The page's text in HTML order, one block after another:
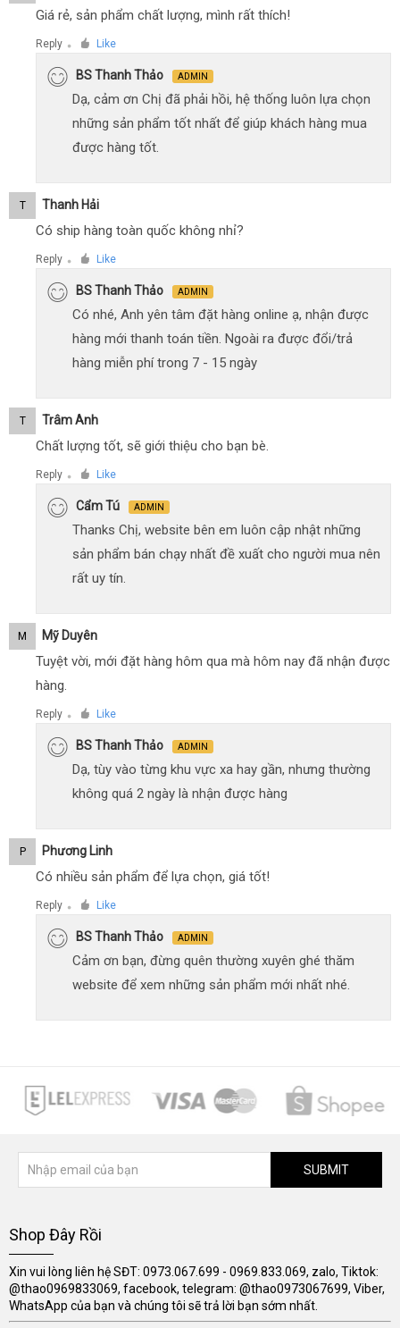
Giá rẻ, sản phẩm chất lượng, mình rất thích!
Reply ● Like
BS Thanh Thảo ADMIN
Dạ, cảm ơn Chị đã phải hồi, hệ thống luôn lựa chọn
những sản phẩm tốt nhất để giúp khách hàng mua
được hàng tốt.
T Thanh Hải
Có ship hàng toàn quốc không nhỉ?
Reply ● Like
BS Thanh Thảo ADMIN
Có nhé, Anh yên tâm đặt hàng online ạ, nhận được
hàng mới thanh toán tiền. Ngoài ra được đổi/trả
hàng miễn phí trong 7 - 15 ngày
T Trâm Anh
Chất lượng tốt, sẽ giới thiệu cho bạn bè.
Reply ● Like
Cẩm Tú ADMIN
Thanks Chị, website bên em luôn cập nhật những
sản phẩm bán chạy nhất đề xuất cho người mua nên
rất uy tín.
M Mỹ Duyên
Tuyệt vời, mới đặt hàng hôm qua mà hôm nay đã nhận được
hàng.
Reply ● Like
BS Thanh Thảo ADMIN
Dạ, tùy vào từng khu vực xa hay gần, nhưng thường
không quá 2 ngày là nhận được hàng
P Phương Linh
Có nhiều sản phẩm để lựa chọn, giá tốt!
Reply ● Like
BS Thanh Thảo ADMIN
Cảm ơn bạn, đừng quên thường xuyên ghé thăm
website để xem những sản phẩm mới nhất nhé.
SUBMIT
Shop Đây Rồi
Xin vui lòng liên hệ SĐT: 0973.067.699 - 0969.833.069, zalo, Tiktok:
@thao0969833069, facebook, telegram: @thao0973067699, Viber,
WhatsApp của bạn và chúng tôi sẽ trả lời bạn sớm nhất.